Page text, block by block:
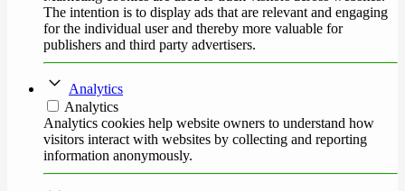
The intention is to display ads that are relevant and engaging
for the individual user and thereby more valuable for
publishers and third party advertisers.
Analytics
Analytics
Analytics cookies help website owners to understand how
visitors interact with websites by collecting and reporting
information anonymously.